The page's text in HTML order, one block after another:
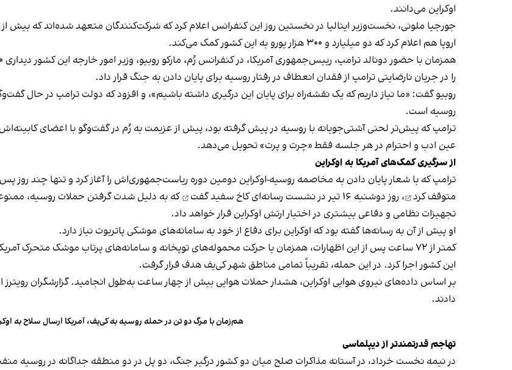
اوکراین می‌دانند.
اروپا هم اعلام کرد که دو میلیارد و ۳۰۰ هزار یورو به این کشور کمک می‌کند.
را در جریان نارضایتی ترامپ از فقدان انعطاف در رفتار روسیه برای پایان دادن به جنگ قرار داد.
روبیو گفت: «ما نیاز داریم که یک نقشه‌راه برای پایان این درگیری داشته باشیم»، و افزود که دولت ترامپ در حال
روسیه است.
ترامپ که پیش‌تر لحنی آشتی‌جویانه با روسیه در پیش گرفته بود، پیش از عزیمت به رُم در گفت‌وگو با اعضای کابینه‌اش
عین ادب و احترام در هر جلسه فقط «چرت و پرت» تحویل‌ می‌دهد.
از سرگیری کمک‌های آمریکا به اوکراین
ترامپ که با شعار پایان دادن به مخاصمه‌ روسیه-اوکراین دومین دوره ریاست‌جمهوری‌اش را آغاز کرد و تنها چند روز
متوقف کرد
، روز دوشنبه ۱۶ تیر در نشست رسانه‌ای کاخ سفید گفت
که به دلیل شدت گرفتن حملات روسیه،
تجهیزات نظامی و دفاعی بیشتری در اختیار ارتش اوکراین قرار خواهد داد.
او پیش از آن به رسانه‌ها گفته بود که اوکراین برای دفاع از خود به سامانه‌های موشکی پاتریوت نیاز دارد.
کمتر از ۷۲ ساعت پس از این اظهارات، همزمان با حرکت محموله‌های توپخانه و سامانه‌های پرتاب موشک متحرک
این کشور اجرا کرد. در این حمله، تقریباً تمامی مناطق شهر کی‌یف هدف قرار گرفت.
بر اساس داده‌های نیروی هوایی اوکراین، هشدار حملات هوایی بیش از چهار ساعت به‌طول انجامید. گزارشگران
دادند.
هم‌زمان با مرگ دو تن در حمله روسیه به کی‌یف، آمریکا ارسال سلاح به
تهاجم قدرتمندتر از دیپلماسی
در نیمه نخست خرداد، در آستانه مذاکرات صلح میان دو کشور درگیر جنگ، دو پل در دو منطقه جداگانه در روسیه